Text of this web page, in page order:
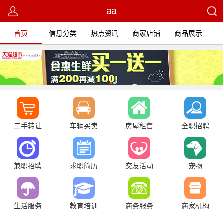
aa
首页 信息分类 热点资讯 商家店铺 商品展示
二手转让 车辆买卖 房屋租售 全职招聘
兼职招聘 求职简历 交友活动 宠物
生活服务 教育培训 商务服务 商家机构